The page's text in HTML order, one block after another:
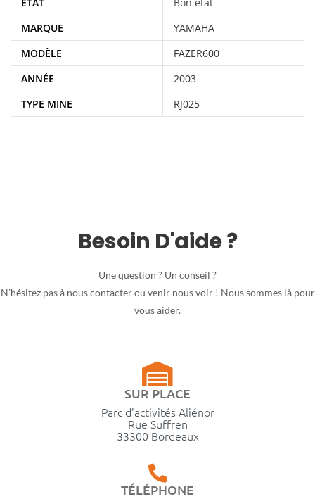
MARQUE
YAMAHA
MODÈLE
FAZER600
ANNÉE
2003
TYPE MINE
RJ025
Besoin D'aide ?
Une question ? Un conseil ?
N’hésitez pas à nous contacter ou venir nous voir ! Nous sommes là pour
vous aider.
SUR PLACE
Parc d’activités Aliénor
Rue Suffren
33300 Bordeaux
TÉLÉPHONE